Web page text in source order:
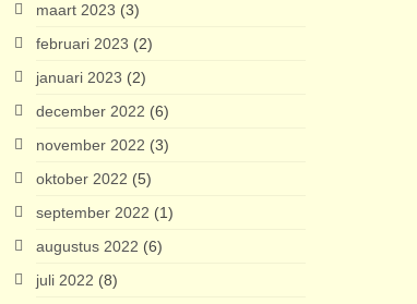
maart 2023 (3)
februari 2023 (2)
januari 2023 (2)
december 2022 (6)
november 2022 (3)
oktober 2022 (5)
september 2022 (1)
augustus 2022 (6)
juli 2022 (8)